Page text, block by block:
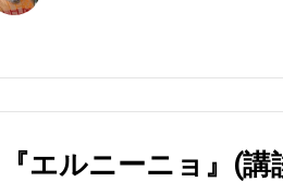
『エルニーニョ』(講